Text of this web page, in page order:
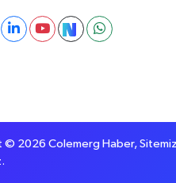
2026 Colemerg Haber,